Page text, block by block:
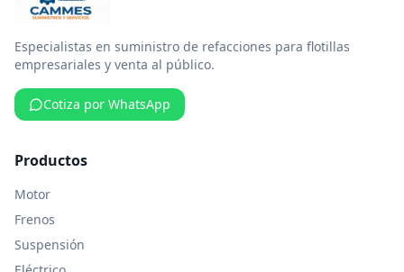
Especialistas en suministro de refacciones para flotillas
empresariales y venta al público.
Cotiza por WhatsApp
Productos
Motor
Frenos
Suspensión